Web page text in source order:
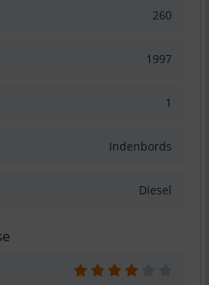
260
1997
1
Indenbords
Diesel